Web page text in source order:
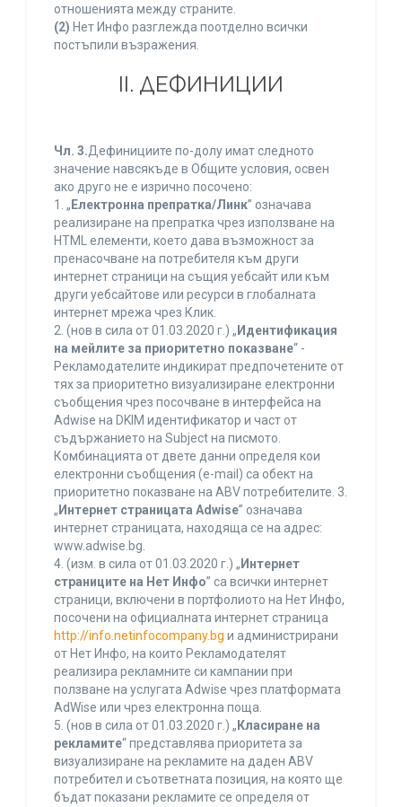
отношенията между страните.
(2) Нет Инфо разглежда поотделно всички
постъпили възражения.
ІІ. ДЕФИНИЦИИ
Чл. 3.Дефинициите по-долу имат следното
значение навсякъде в Общите условия, освен
ако друго не е изрично посочено:
1. „ Електронна препратка/Линк” означава
реализиране на препратка чрез използване на
HTML елементи, което дава възможност за
пренасочване на потребителя към други
интернет страници на същия уебсайт или към
други уебсайтове или ресурси в глобалната
интернет мрежа чрез Клик.
2. (нов в сила от 01.03.2020 г.) „ Идентификация
на мейлите за приоритетно показване“ -
Рекламодателите индикират предпочетените от
тях за приоритетно визуализиране електронни
съобщения чрез посочване в интерфейса на
Adwise на DKIM идентификатор и част от
съдържанието на Subject на писмото.
Комбинацията от двете данни определя кои
електронни съобщения (e-mail) са обект на
приоритетно показване на ABV потребителите. 3.
„ Интернет страницата Adwise” означава
интернет страницата, находяща се на адрес:
www.adwise.bg.
4. (изм. в сила от 01.03.2020 г.) „ Интернет
страниците на Нет Инфо” са всички интернет
страници, включени в портфолиото на Нет Инфо,
посочени на официалната интернет страница
http://info.netinfocompany.bg и администрирани
от Нет Инфо, на които Рекламодателят
реализира рекламните си кампании при
ползване на услугата Adwise чрез платформата
AdWise или чрез електронна поща.
5. (нов в сила от 01.03.2020 г.) „ Класиране на
рекламите“ представлява приоритета за
визуализиране на рекламите на даден ABV
потребител и съответната позиция, на която ще
бъдат показани рекламите се определя от